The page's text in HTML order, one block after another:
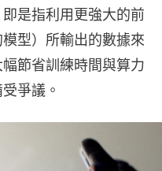
即是指利用更強大的前
型）所輸出的數據來
節省訓練時間與算力
爭議。